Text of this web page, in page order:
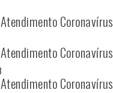
Coronavírus
Coronavírus
Coronavírus